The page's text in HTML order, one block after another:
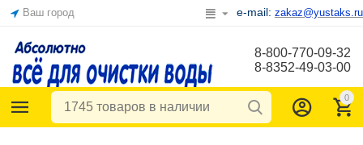
Ваш город e-mail: zakaz@yustaks.ru
8-800-770-09-32
8-8352-49-03-00
0